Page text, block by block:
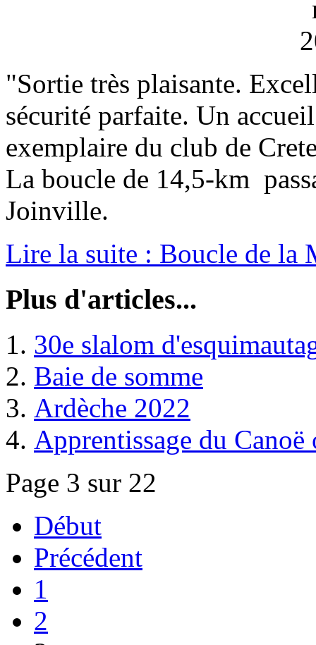
"Sortie très plaisante.
sécurité parfaite. Un
exemplaire du club de
La boucle de 14,5-km
Joinville.
Lire la suite : Boucle de la
Plus d'articles...
30e slalom
Baie de somme
Ardèche 2022
Apprentissage du
Page 3 sur 22
Début
Précédent
1
2